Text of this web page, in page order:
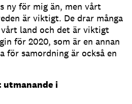
ny för mig än, men vårt
är viktigt. De drar många
land och det är viktigt
för 2020, som är en annan
för samordning är också en
utmanande i